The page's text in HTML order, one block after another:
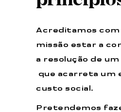
Acreditamos com
missão estar a
a resolução de
que acarreta um
custo social.
Pretendemos